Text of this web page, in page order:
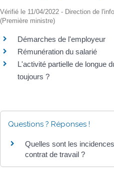
Vérifié le 11/04/2022 - Direction de
(Première ministre)
Démarches de l'employeur
Rémunération du salarié
L'activité partielle de longue
toujours ?
Questions ? Réponses !
Quelles sont les
contrat de travail ?